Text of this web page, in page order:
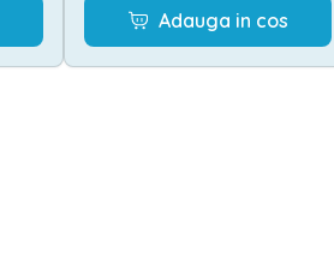
Adauga in cos